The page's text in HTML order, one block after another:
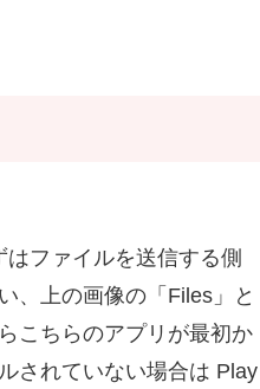
ファイルを送信する側
、上の画像の「Files」と
こちらのアプリが最初か
されていない場合は Play